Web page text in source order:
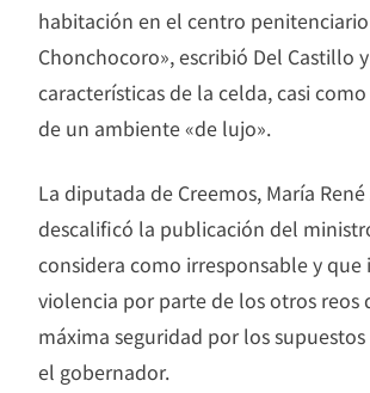
habitación en el centro
Chonchocoro», escribió Del Castillo
características de la celda, casi
de un ambiente «de lujo».
La diputada de Creemos, María
descalificó la publicación del
considera como irresponsable y que
violencia por parte de los otros reos
máxima seguridad por los supuestos
el gobernador.